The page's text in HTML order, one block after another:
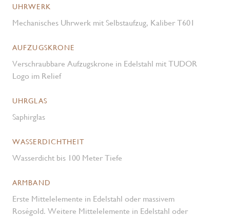
UHRWERK
Mechanisches Uhrwerk mit Selbstaufzug, Kaliber T601
AUFZUGSKRONE
Verschraubbare Aufzugskrone in Edelstahl mit TUDOR
Logo im Relief
UHRGLAS
Saphirglas
WASSERDICHTHEIT
Wasserdicht bis 100 Meter Tiefe
ARMBAND
Erste Mittelelemente in Edelstahl oder massivem
Roségold. Weitere Mittelelemente in Edelstahl oder